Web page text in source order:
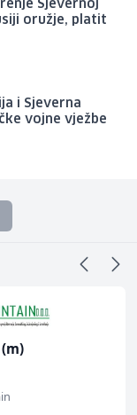
Sjevernoj
oružje, platit
i Sjeverna
vojne vježbe